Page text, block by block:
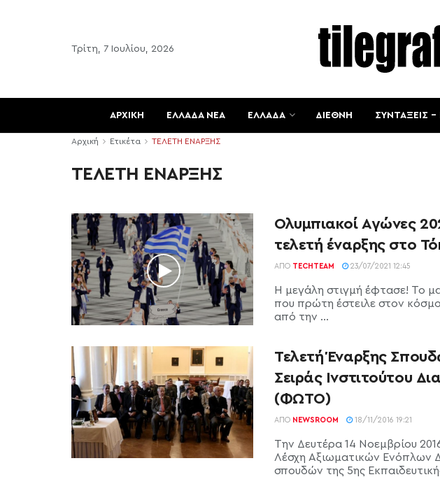
Τρίτη, 7 Ιουλίου, 2026
ΑΡΧΙΚΗ ΕΛΛΑΔΑ ΝΕΑ ΕΛΛΑΔΑ ΔΙΕΘΝΗ ΣΥΝΤΑΞΕΙΣ
Αρχική Ετικέτα ΤΕΛΕΤΗ ΕΝΑΡΞΗΣ
ΤΕΛΕΤΗ ΕΝΑΡΞΗΣ
Ολυμπιακοί Αγώνες
τελετή έναρξης στο
ΑΠΌ TECHTEAM 23/07/2021 12:45
Η μεγάλη στιγμή έφτασε! Το
που πρώτη έστειλε στον
από την ...
Τελετή Έναρξης
Σειράς Ινστιτούτου
(ΦΩΤΟ)
ΑΠΌ NEWSROOM 18/11/2016 19:21
Την Δευτέρα 14 Νοεμβρίου
Λέσχη Αξιωματικών Ενόπλων
σπουδών της 5ης